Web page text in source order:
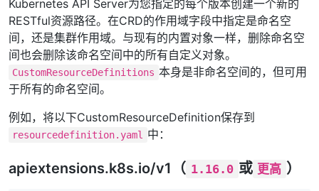
Kubernetes API Server为您指定的每个版本创建一个新的
RESTful资源路径。在CRD的作用域字段中指定是命名空
间，还是集群作用域。与现有的内置对象一样，删除命名空
间也会删除该命名空间中的所有自定义对象。
CustomResourceDefinitions 本身是非命名空间的，但可用
于所有的命名空间。
例如，将以下CustomResourceDefinition保存到
resourcedefinition.yaml 中：
apiextensions.k8s.io/v1（ 1.16.0 或 更高 ）